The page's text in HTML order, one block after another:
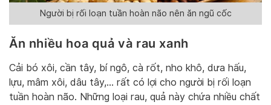
Người bị rối loạn tuần hoàn não nên ăn ngũ cốc
Ăn nhiều hoa quả và rau xanh
Cải bó xôi, cần tây, bí ngô, cà rốt, nho khô, dưa hấu,
lựu, mâm xôi, dâu tây,… rất có lợi cho người bị rối loạn
tuần hoàn não. Những loại rau, quả này chứa nhiều chất